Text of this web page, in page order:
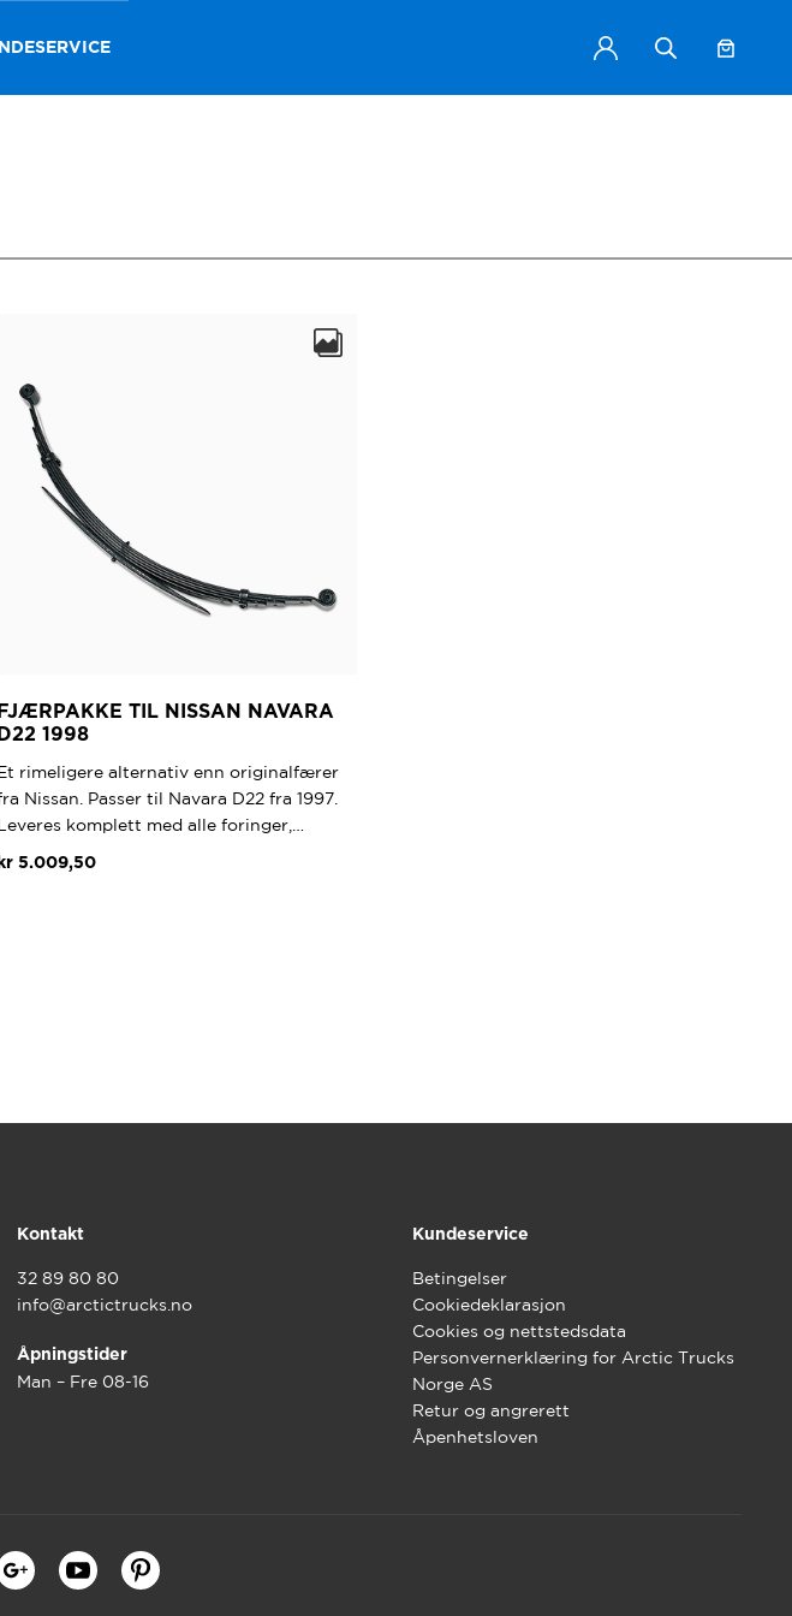
FJÆRPAKKE TIL NISSAN NAVARA
D22 1998
rimeligere alternativ enn originalfærer
Nissan. Passer til Navara D22 fra 1997.
komplett med alle foringer,…
kr 5.009,50
Kontakt
32 89 80 80
info@arctictrucks.no
Åpningstider
Man – Fre 08-16
Kundeservice
Betingelser
Cookiedeklarasjon
Cookies og nettstedsdata
Personvernerklæring for Arctic Trucks
Norge AS
Retur og angrerett
Åpenhetsloven